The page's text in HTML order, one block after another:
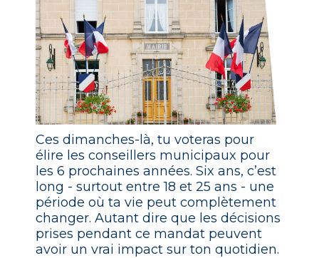
Ces dimanches-là, tu voteras pour
élire les conseillers municipaux pour
les 6 prochaines années. Six ans, c’est
long - surtout entre 18 et 25 ans - une
période où ta vie peut complètement
changer. Autant dire que les décisions
prises pendant ce mandat peuvent
avoir un vrai impact sur ton quotidien.